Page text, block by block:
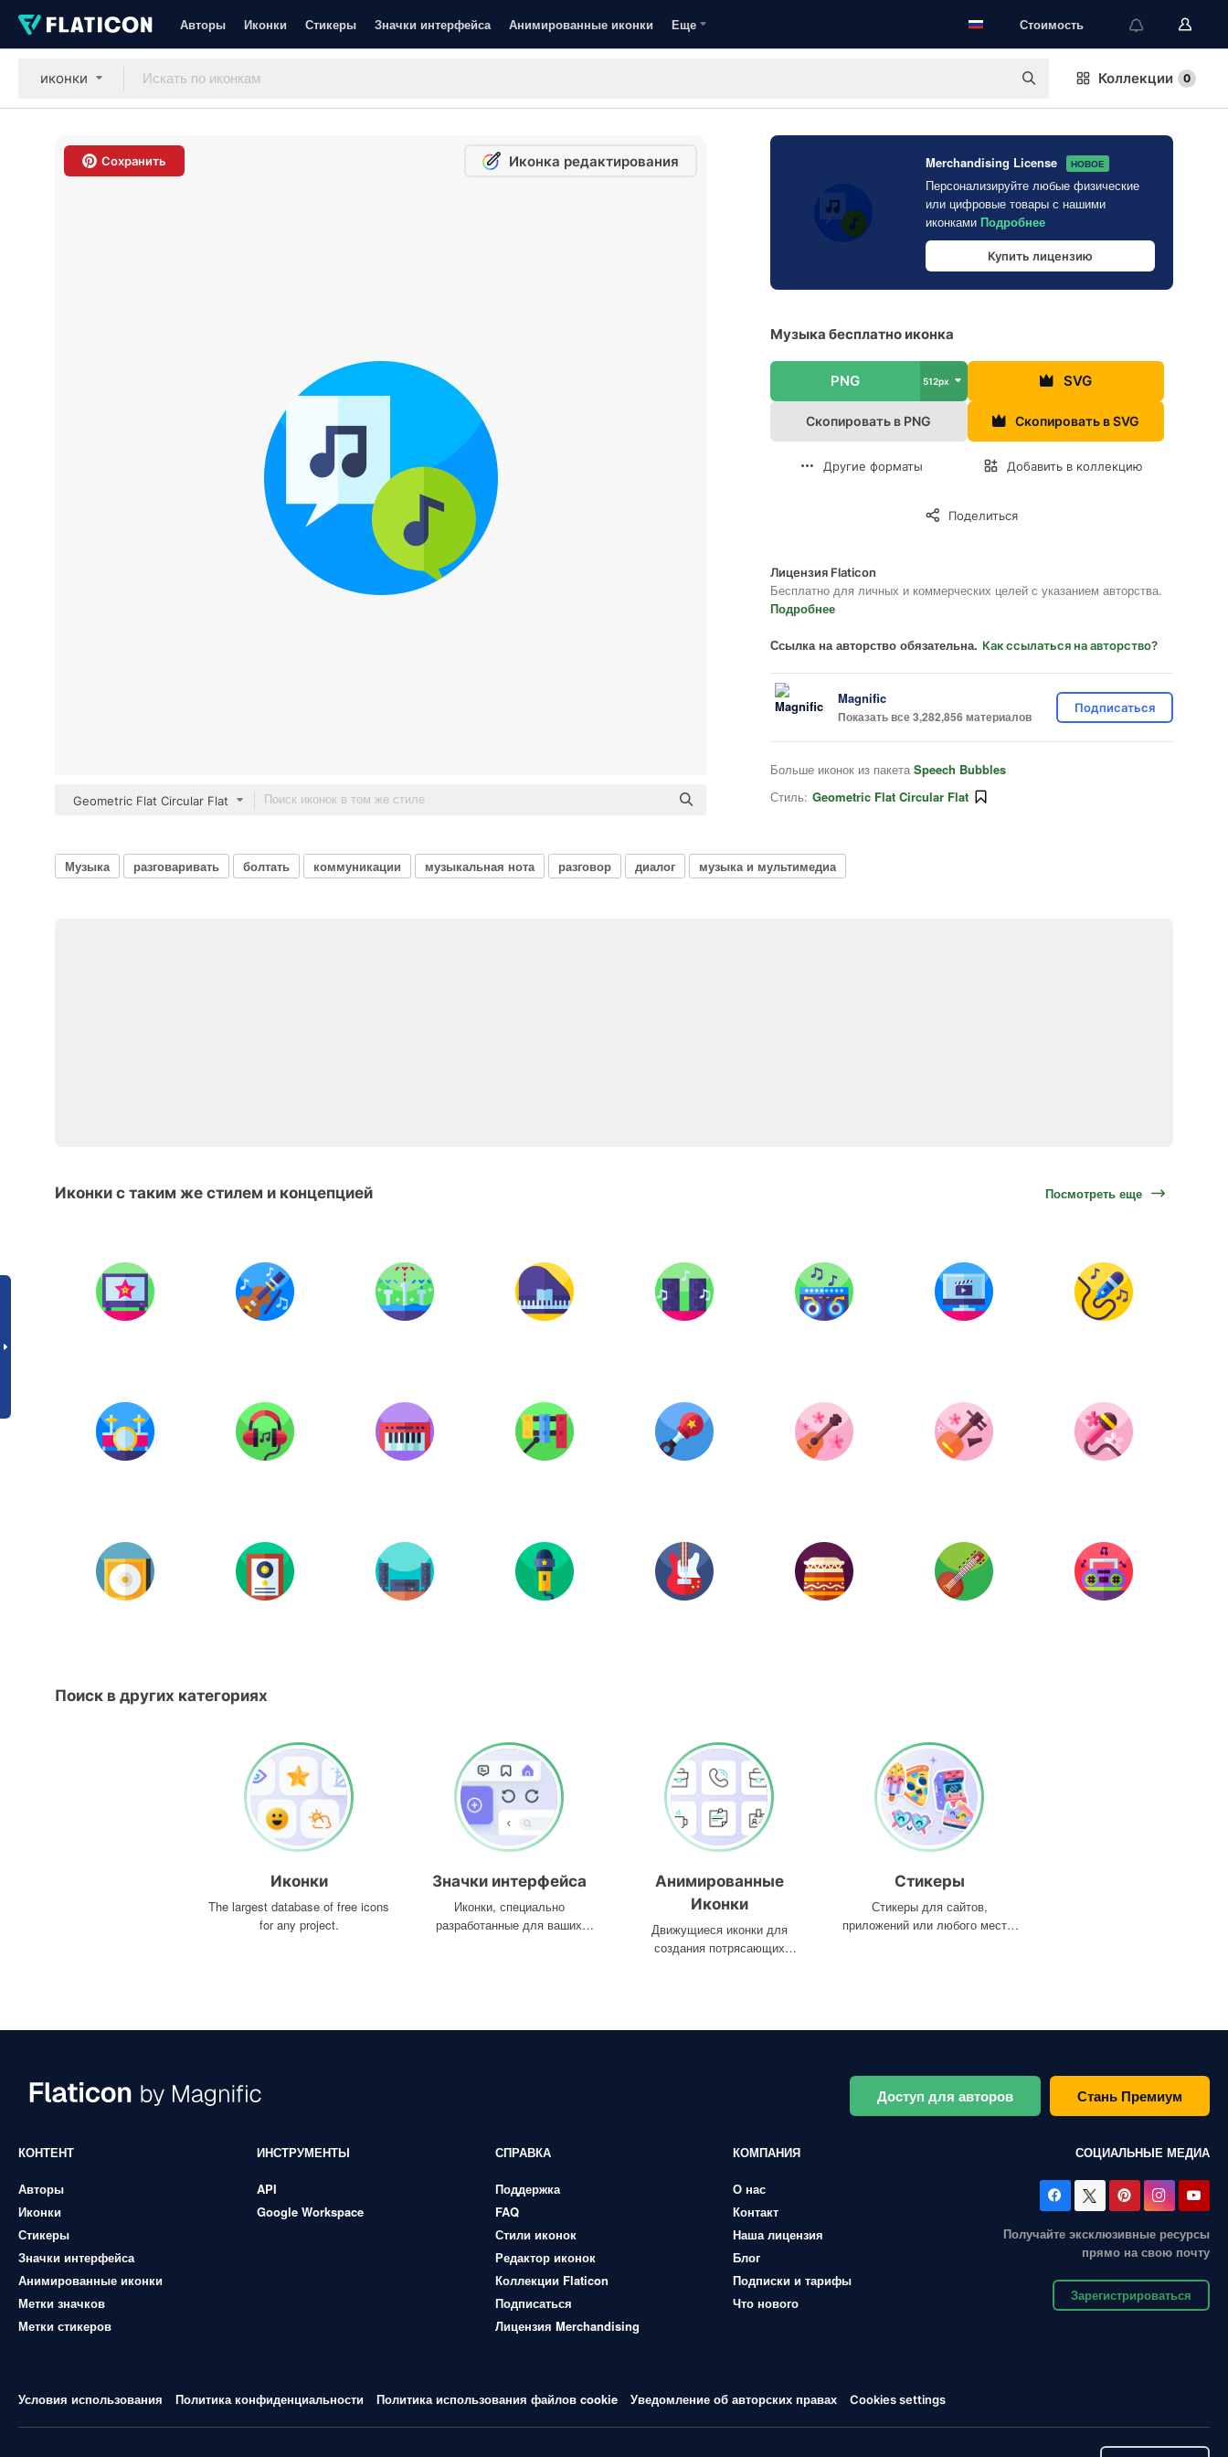
Авторы Иконки Стикеры Значки интерфейса Анимированные иконки Еще Стоимость
иконки Коллекции 0
Сохранить Иконка редактирования
Geometric Flat Circular Flat
Merchandising License НОВОЕ
Персонализируйте любые физические
или цифровые товары с нашими
иконками Подробнее
Купить лицензию
Музыка бесплатно иконка
PNG 512px SVG
Скопировать в PNG Скопировать в SVG
Другие форматы Добавить в коллекцию
Поделиться
Лицензия Flaticon
Бесплатно для личных и коммерческих целей с указанием авторства.
Подробнее
Ссылка на авторство обязательна. Как ссылаться на авторство?
Magnific
Показать все 3,282,856 материалов
Подписаться
Больше иконок из пакета Speech Bubbles
Стиль: Geometric Flat Circular Flat
Музыка разговаривать болтать коммуникации музыкальная нота разговор диалог музыка и мультимедиа
Иконки с таким же стилем и концепцией Посмотреть еще
Поиск в других категориях
Иконки
The largest database of free icons
for any project.
Значки интерфейса
Иконки, специально
разработанные для ваших
Анимированные
Иконки
Движущиеся иконки для
создания потрясающих
Стикеры
Стикеры для сайтов,
приложений или любого места,
Доступ для авторов Стань Премиум
КОНТЕНТ
Авторы
Иконки
Стикеры
Значки интерфейса
Анимированные иконки
Метки значков
Метки стикеров
ИНСТРУМЕНТЫ
API
Google Workspace
СПРАВКА
Поддержка
FAQ
Стили иконок
Редактор иконок
Коллекции Flaticon
Подписаться
Лицензия Merchandising
КОМПАНИЯ
О нас
Контакт
Наша лицензия
Блог
Подписки и тарифы
Что нового
СОЦИАЛЬНЫЕ МЕДИА
Получайте эксклюзивные ресурсы
прямо на свою почту
Зарегистрироваться
Условия использования Политика конфиденциальности Политика использования файлов cookie Уведомление об авторских правах Cookies settings